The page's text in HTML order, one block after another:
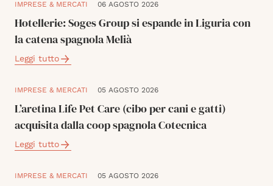
IMPRESE & MERCATI 06 AGOSTO 2026
Hotellerie: Soges Group si espande in Liguria con
la catena spagnola Melià
Leggi tutto
IMPRESE & MERCATI 05 AGOSTO 2026
L’aretina Life Pet Care (cibo per cani e gatti)
acquisita dalla coop spagnola Cotecnica
Leggi tutto
IMPRESE & MERCATI 05 AGOSTO 2026